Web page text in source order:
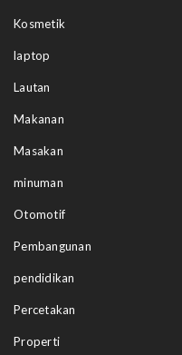
Kosmetik
laptop
Lautan
Makanan
Masakan
minuman
Otomotif
Pembangunan
pendidikan
Percetakan
Properti